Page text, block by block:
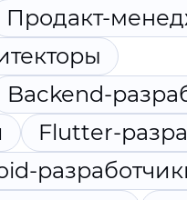
Продакт-
Backend-
Flutter-